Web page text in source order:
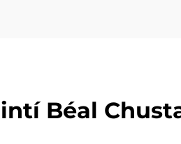
Béal